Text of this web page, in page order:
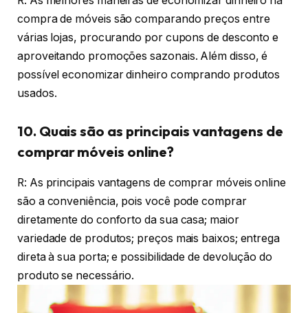
compra de móveis são comparando preços entre
várias lojas, procurando por cupons de desconto e
aproveitando promoções sazonais. Além disso, é
possível economizar dinheiro comprando produtos
usados.
10. Quais são as principais vantagens de
comprar móveis online?
R: As principais vantagens de comprar móveis online
são a conveniência, pois você pode comprar
diretamente do conforto da sua casa; maior
variedade de produtos; preços mais baixos; entrega
direta à sua porta; e possibilidade de devolução do
produto se necessário.